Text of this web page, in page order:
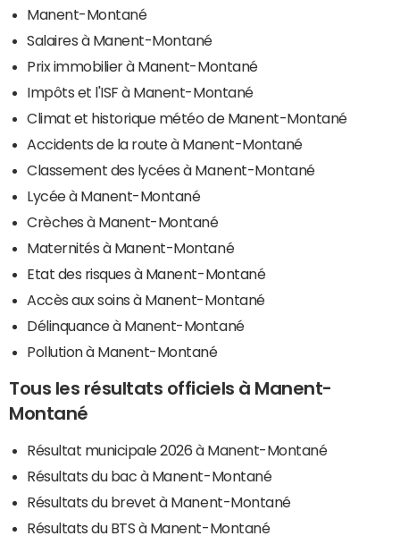
Manent-Montané
Salaires à Manent-Montané
Prix immobilier à Manent-Montané
Impôts et l'ISF à Manent-Montané
Climat et historique météo de Manent-Montané
Accidents de la route à Manent-Montané
Classement des lycées à Manent-Montané
Lycée à Manent-Montané
Crèches à Manent-Montané
Maternités à Manent-Montané
Etat des risques à Manent-Montané
Accès aux soins à Manent-Montané
Délinquance à Manent-Montané
Pollution à Manent-Montané
Tous les résultats officiels à Manent-
Montané
Résultat municipale 2026 à Manent-Montané
Résultats du bac à Manent-Montané
Résultats du brevet à Manent-Montané
Résultats du BTS à Manent-Montané